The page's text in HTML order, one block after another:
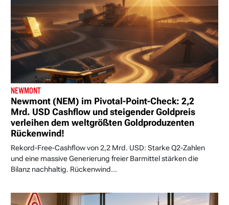
NEWMONT
Newmont (NEM) im Pivotal-Point-Check: 2,2
Mrd. USD Cashflow und steigender Goldpreis
verleihen dem weltgrößten Goldproduzenten
Rückenwind!
Rekord-Free-Cashflow von 2,2 Mrd. USD: Starke Q2-Zahlen
und eine massive Generierung freier Barmittel stärken die
Bilanz nachhaltig. Rückenwind...